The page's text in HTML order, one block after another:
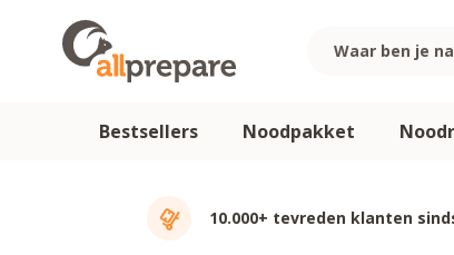
Bestsellers Noodpakket
10.000+ tevreden klanten